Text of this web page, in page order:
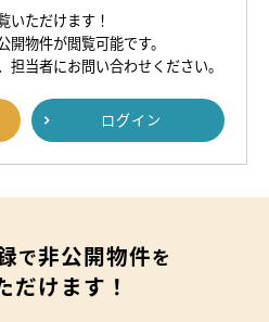
いただけます！
物件が閲覧可能です。
当者にお問い合わせください。
ログイン
で非公開物件を
だけます！